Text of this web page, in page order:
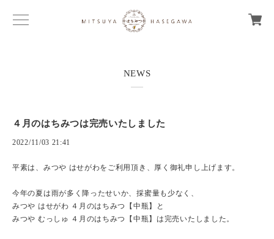
NEWS
４月のはちみつは完売いたしました
2022/11/03 21:41
平素は、みつや はせがわをご利用頂き、厚く御礼申し上げます。
今年の夏は雨が多く降ったせいか、採蜜量も少なく、
みつや はせがわ ４月のはちみつ【中瓶】と
みつや むっしゅ ４月のはちみつ【中瓶】は完売いたしました。